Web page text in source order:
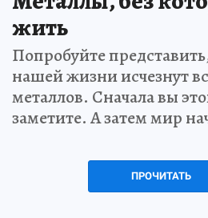
жить
Попробуйте
нашей жизни исчезнут
металлов. Сначала вы
заметите. А затем мир
ПРОЧИТАТЬ